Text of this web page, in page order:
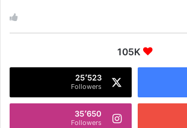
105K
25٬523
Followers
35٬650
Followers